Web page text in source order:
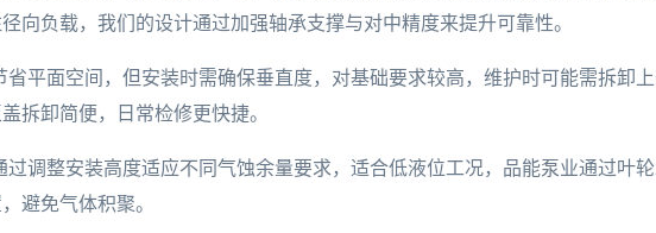
向负载，我们的设计通过加强轴承支撑与对中精度来提升可靠性。
省平面空间，但安装时需确保垂直度，对基础要求较高，维护时可能需拆卸
拆卸简便，日常检修更快捷。
过调整安装高度适应不同气蚀余量要求，适合低液位工况，品能泵业通过叶
避免气体积聚。